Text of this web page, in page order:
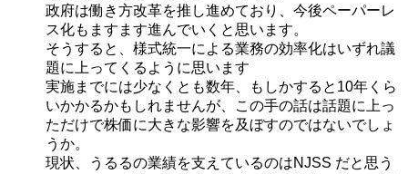
政府は働き方改革を推し進めており、今後ペーパーレ
ス化もますます進んでいくと思います。
そうすると、様式統一による業務の効率化はいずれ議
題に上ってくるように思います
実施までには少なくとも数年、もしかすると10年くら
いかかるかもしれませんが、この手の話は話題に上っ
ただけで株価に大きな影響を及ぼすのではないでしょ
うか。
現状、うるるの業績を支えているのはNJSS だと思う